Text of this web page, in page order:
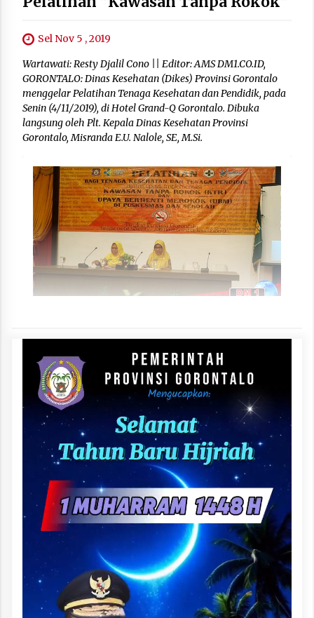
Sel Nov 5 , 2019
Wartawati: Resty Djalil Cono || Editor: AMS DM1.CO.ID,
GORONTALO: Dinas Kesehatan (Dikes) Provinsi Gorontalo
menggelar Pelatihan Tenaga Kesehatan dan Pendidik, pada
Senin (4/11/2019), di Hotel Grand-Q Gorontalo. Dibuka
langsung oleh Plt. Kepala Dinas Kesehatan Provinsi
Gorontalo, Misranda E.U. Nalole, SE, M.Si.